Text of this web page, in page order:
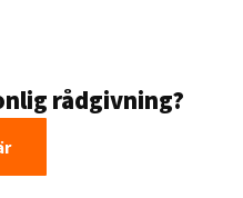
rådgivning?